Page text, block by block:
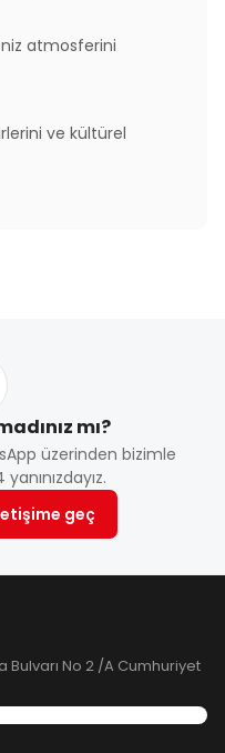
atmosferini
ve kültürel
mı?
üzerinden bizimle
geç
No 2 /A Cumhuriyet